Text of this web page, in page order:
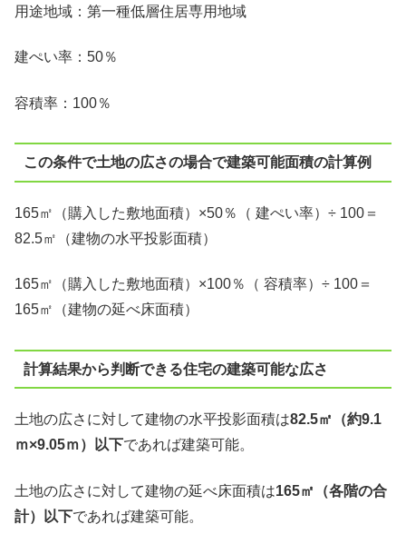
用途地域：第一種低層住居専用地域
建ぺい率：50％
容積率：100％
この条件で土地の広さの場合で建築可能面積の計算例
165㎡（購入した敷地面積）×50％（ 建ぺい率）÷ 100＝
82.5㎡（建物の水平投影面積）
165㎡（購入した敷地面積）×100％（ 容積率）÷ 100＝
165㎡（建物の延べ床面積）
計算結果から判断できる住宅の建築可能な広さ
土地の広さに対して建物の水平投影面積は82.5㎡（約9.1
ｍ×9.05ｍ）以下であれば建築可能。
土地の広さに対して建物の延べ床面積は165㎡（各階の合
計）以下であれば建築可能。